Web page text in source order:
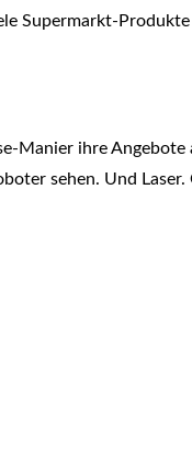
Supermarkt-
Manier ihre
sehen. Und